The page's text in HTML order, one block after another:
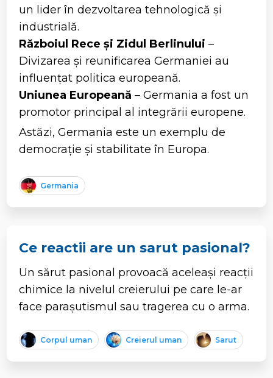
un lider în dezvoltarea tehnologică și
industrială.
Războiul Rece și Zidul Berlinului –
Divizarea și reunificarea Germaniei au
influențat politica europeană.
Uniunea Europeană – Germania a fost un
promotor principal al integrării europene.
Astăzi, Germania este un exemplu de
democrație și stabilitate în Europa.
Germania
Ce reactii are un sarut pasional?
Un sărut pasional provoacă aceleași reacții
chimice la nivelul creierului pe care le-ar
face parașutismul sau tragerea cu o arma.
Corpul uman Creierul uman Sarut